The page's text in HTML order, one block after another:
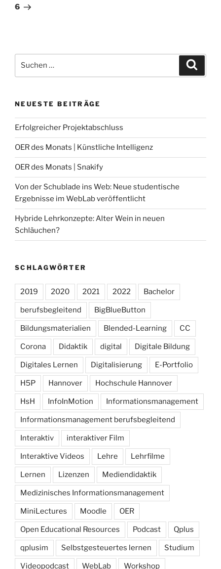
6
nach:
NEUESTE BEITRÄGE
Erfolgreicher Projektabschluss
OER des Monats | Künstliche Intelligenz
OER des Monats | Snakify
Von der Schublade ins Web: Neue studentische
Ergebnisse im WebLab veröffentlicht
Hybride Lehrkonzepte: Alter Wein in neuen
Schläuchen?
SCHLAGWÖRTER
2019 2020 2021 2022 Bachelor
berufsbegleitend BigBlueButton
Bildungsmaterialien Blended-Learning CC
Corona Didaktik digital Digitale Bildung
Digitales Lernen Digitalisierung E-Portfolio
H5P Hannover Hochschule Hannover
HsH InfoInMotion Informationsmanagement
Informationsmanagement berufsbegleitend
Interaktiv interaktiver Film
Interaktive Videos Lehre Lehrfilme
Lernen Lizenzen Mediendidaktik
Medizinisches Informationsmanagement
MiniLectures Moodle OER
Open Educational Resources Podcast Qplus
qplusim Selbstgesteuertes lernen Studium
Videopodcast WebLab Workshop